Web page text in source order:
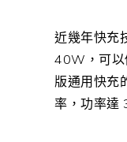
近幾年快充
40W，可以
版通用快充
率，功率達